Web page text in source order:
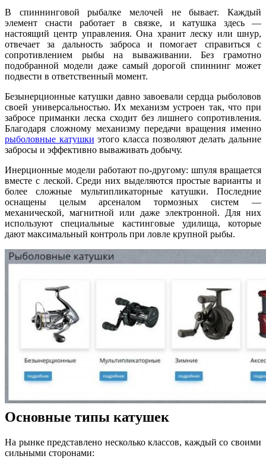
В спиннинговой рыбалке мелочей не бывает. Каждый
элемент снасти работает в связке, и катушка здесь —
настоящий центр управления. Она хранит леску или шнур,
отвечает за дальность заброса и помогает справиться с
сопротивлением рыбы на вываживании. Без грамотно
подобранной модели даже самый дорогой спиннинг может
подвести в ответственный момент.
Безынерционные катушки давно завоевали сердца рыболовов
своей универсальностью. Их механизм устроен так, что при
забросе приманки леска сходит без лишнего сопротивления.
Благодаря сложному механизму передачи вращения именно
рыболовные катушки этого класса позволяют делать дальние
забросы и эффективно вываживать добычу.
Инерционные модели работают по-другому: шпуля вращается
вместе с леской. Среди них выделяются простые варианты и
более сложные мультипликаторные катушки. Последние
оснащены целым арсеналом тормозных систем —
механической, магнитной или даже электронной. Для них
используют специальные кастинговые удилища, которые
дают максимальный контроль при ловле крупной рыбы.
Основные типы катушек
На рынке представлено несколько классов, каждый со своими
сильными сторонами: